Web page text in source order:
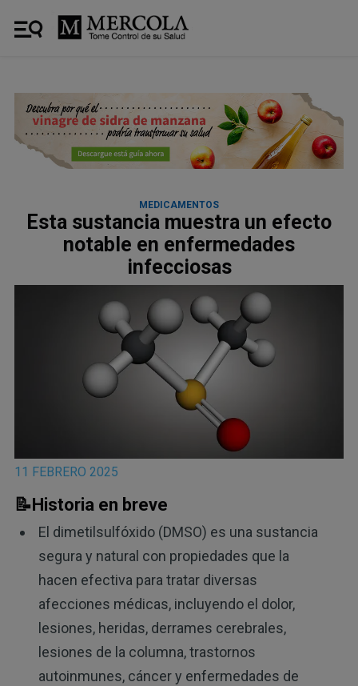
MEDICAMENTOS
Esta sustancia muestra un efecto
notable en enfermedades
infecciosas
11 FEBRERO 2025
📝Historia en breve
El dimetilsulfóxido (DMSO) es una sustancia
segura y natural con propiedades que la
hacen efectiva para tratar diversas
afecciones médicas, incluyendo el dolor,
lesiones, heridas, derrames cerebrales,
lesiones de la columna, trastornos
autoinmunes, cáncer y enfermedades de